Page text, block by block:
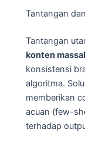
Tantangan
Tantangan
konten
konsistensi
algoritma.
memberikan
acuan (few-
terhadap